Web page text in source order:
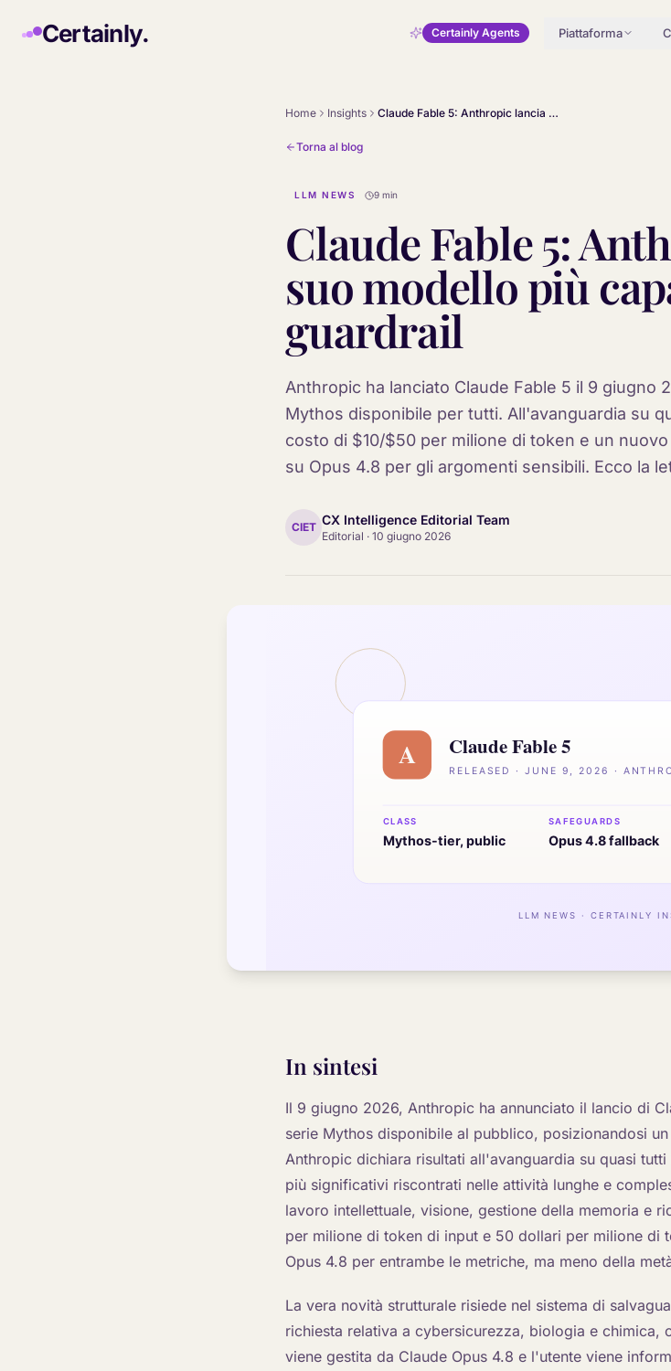
Certainly. Certainly Agents Piattaforma
Home Insights Claude Fable 5: Anthropic lancia il suo modello più capace, con guardrail
Torna al blog
LLM NEWS 9 min
Claude Fable 5:
suo modello più
guardrail
Anthropic ha lanciato Claude Fable 5 il 9 giugno
Mythos disponibile per tutti. All'avanguardia su
costo di $10/$50 per milione di token e un
su Opus 4.8 per gli argomenti sensibili. Ecco la
CIET CX Intelligence Editorial Team
Editorial · 10 giugno 2026
In sintesi
Il 9 giugno 2026, Anthropic ha annunciato il lancio di
serie Mythos disponibile al pubblico, posizionandosi
Anthropic dichiara risultati all'avanguardia su quasi
più significativi riscontrati nelle attività lunghe e
lavoro intellettuale, visione, gestione della memoria e
per milione di token di input e 50 dollari per milione di
Opus 4.8 per entrambe le metriche, ma meno della
La vera novità strutturale risiede nel sistema di
richiesta relativa a cybersicurezza, biologia e chimica,
viene gestita da Claude Opus 4.8 e l'utente viene